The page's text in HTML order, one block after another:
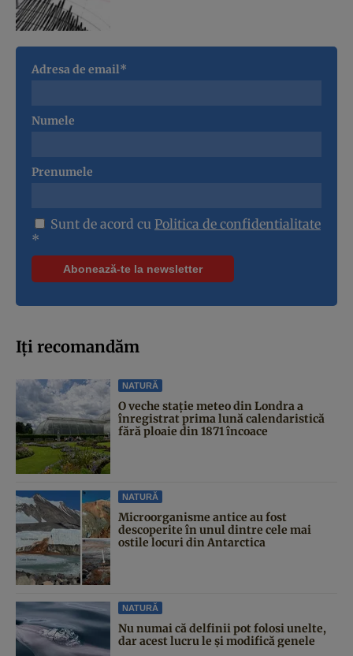
Adresa de email*
Numele
Prenumele
Sunt de acord cu Politica de confidentialitate
*
Iți recomandăm
NATURĂ
O veche stație meteo din Londra a
înregistrat prima lună calendaristică
fără ploaie din 1871 încoace
NATURĂ
Microorganisme antice au fost
descoperite în unul dintre cele mai
ostile locuri din Antarctica
NATURĂ
Nu numai că delfinii pot folosi unelte,
dar acest lucru le și modifică genele